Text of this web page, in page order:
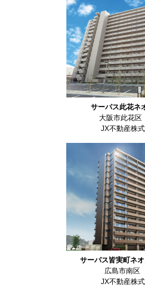
サーパス此花ネ
大阪市此花
JX不動産株
サーパス皆実町ネ
広島市南
JX不動産株